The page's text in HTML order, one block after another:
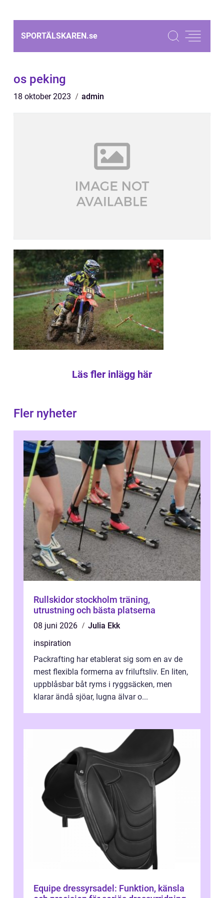
SPORTÄLSKAREN.se
os peking
18 oktober 2023 admin
Läs fler inlägg här
Fler nyheter
Rullskidor stockholm träning,
utrustning och bästa platserna
08 juni 2026
Julia Ekk
inspiration
Packrafting har etablerat sig som en av de
mest flexibla formerna av friluftsliv. En liten,
uppblåsbar båt ryms i ryggsäcken, men
klarar ändå sjöar, lugna älvar o...
Equipe dressyrsadel: Funktion, känsla